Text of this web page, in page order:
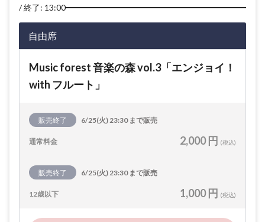
終了: 13:00
自由席
Music forest 音楽の森 vol.3「エンジョイ！
with フルート」
販売終了 6/25(火) 23:30 まで販売
通常料金 2,000 円 (税込)
販売終了 6/25(火) 23:30 まで販売
12歳以下 1,000 円 (税込)